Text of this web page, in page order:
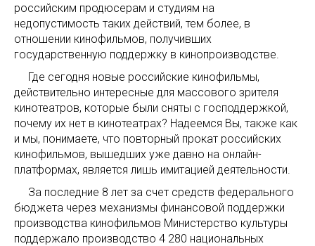
российским продюсерам и студиям на
недопустимость таких действий, тем более, в
отношении кинофильмов, получивших
государственную поддержку в кинопроизводстве.
Где сегодня новые российские кинофильмы,
действительно интересные для массового зрителя
кинотеатров, которые были сняты с господдержкой,
почему их нет в кинотеатрах? Надеемся Вы, также как
и мы, понимаете, что повторный прокат российских
кинофильмов, вышедших уже давно на онлайн-
платформах, является лишь имитацией деятельности.
За последние 8 лет за счет средств федерального
бюджета через механизмы финансовой поддержки
производства кинофильмов Министерство культуры
поддержало производство 4 280 национальных